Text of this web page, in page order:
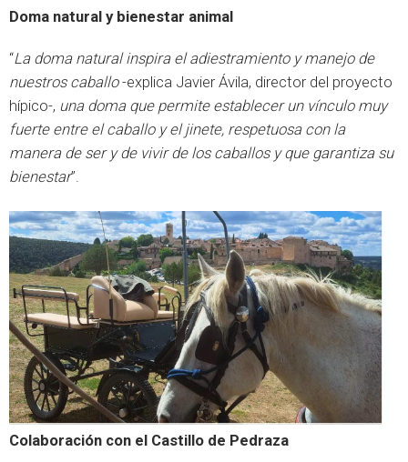
Doma natural y bienestar animal
“La doma natural inspira el adiestramiento y manejo de
nuestros caballo-explica Javier Ávila, director del proyecto
hípico-, una doma que permite establecer un vínculo muy
fuerte entre el caballo y el jinete, respetuosa con la
manera de ser y de vivir de los caballos y que garantiza su
bienestar”.
Colaboración con el Castillo de Pedraza